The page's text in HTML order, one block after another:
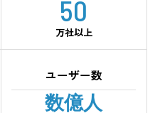
50
万社以上
ユーザー数
数億人